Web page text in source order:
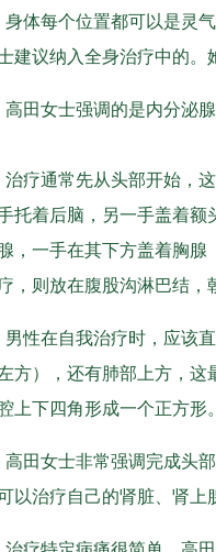
身体每个位置都可以是灵
建议纳入全身治疗中的。
高田女士强调的是内分泌
治疗通常先从头部开始，
托着后脑，另一手盖着额
腺，一手在其下方盖着胸
，则放在腹股沟淋巴结，
男性在自我治疗时，应该
方），还有肺部上方，
上下四角形成一个正方形
高田女士非常强调完成头
以治疗自己的肾脏、肾上